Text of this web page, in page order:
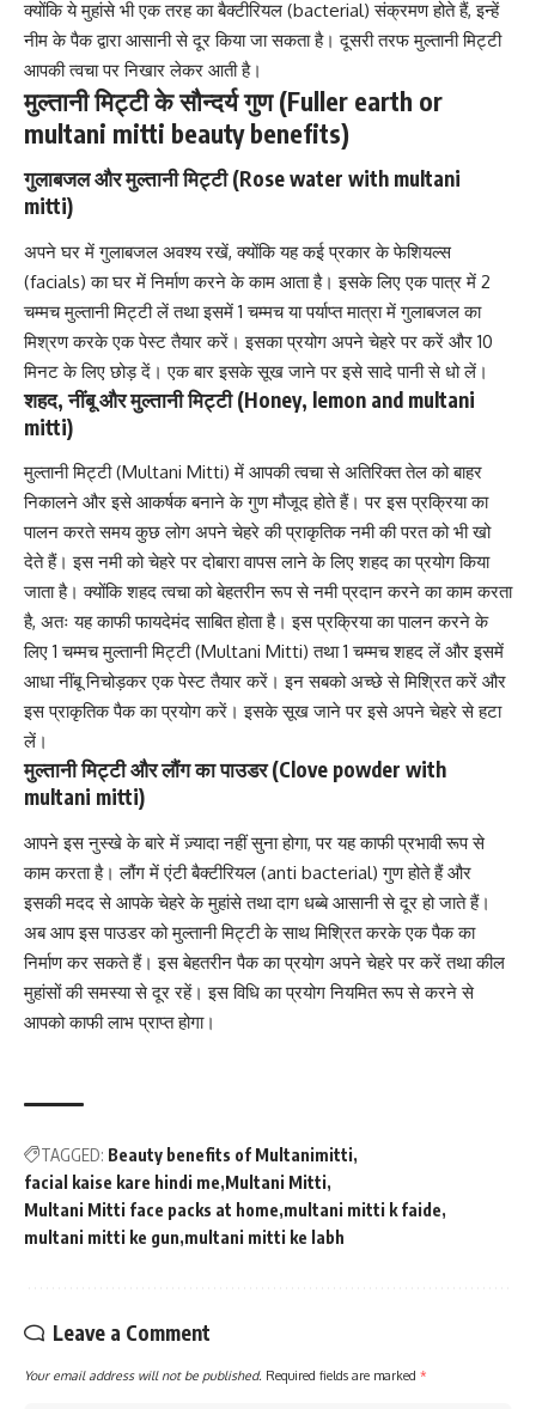
क्योंकि ये मुहांसे भी एक तरह का बैक्टीरियल (bacterial) संक्रमण होते हैं, इन्हें
नीम के पैक द्वारा आसानी से दूर किया जा सकता है। दूसरी तरफ मुल्तानी मिट्टी
आपकी त्वचा पर निखार लेकर आती है।
मुल्तानी मिट्टी के सौन्दर्य गुण (Fuller earth or
multani mitti beauty benefits)
गुलाबजल और मुल्तानी मिट्टी (Rose water with multani
mitti)
अपने घर में गुलाबजल अवश्य रखें, क्योंकि यह कई प्रकार केफेशियल्स
(facials) का घर में निर्माण करने के काम आता है। इसके लिए एक पात्र में 2
चम्मच मुल्तानी मिट्टी लें तथा इसमें 1 चम्मच या पर्याप्त मात्रा में गुलाबजल का
मिश्रण करके एक पेस्ट तैयार करें। इसका प्रयोग अपने चेहरे पर करें और 10
मिनट के लिए छोड़ दें। एक बार इसके सूख जाने पर इसे सादे पानी से धो लें।
शहद, नींबू और मुल्तानी मिट्टी (Honey, lemon and multani
mitti)
मुल्तानी मिट्टी (Multani Mitti) में आपकी त्वचा से अतिरिक्त तेल को बाहर
निकालने और इसे आकर्षक बनाने के गुण मौजूद होते हैं। पर इस प्रक्रिया का
पालन करते समय कुछ लोग अपने चेहरे की प्राकृतिक नमी की परत को भी खो
देते हैं। इस नमी को चेहरे पर दोबारा वापस लाने के लिए शहद का प्रयोग किया
जाता है। क्योंकि शहद त्वचा को बेहतरीन रूप से नमी प्रदान करने का काम करता
है, अतः यह काफी फायदेमंद साबित होता है। इस प्रक्रिया का पालन करने के
लिए 1 चम्मच मुल्तानी मिट्टी (Multani Mitti) तथा 1 चम्मच शहद लें और इसमें
आधा नींबू निचोड़कर एक पेस्ट तैयार करें। इन सबको अच्छे से मिश्रित करें और
इस प्राकृतिक पैक का प्रयोग करें। इसके सूख जाने पर इसे अपने चेहरे से हटा
लें।
मुल्तानी मिट्टी और लौंग का पाउडर (Clove powder with
multani mitti)
आपने इस नुस्खे के बारे में ज़्यादा नहीं सुना होगा, पर यह काफी प्रभावी रूप से
काम करता है। लौंग मेंएंटी बैक्टीरियल (anti bacterial) गुण होते हैं और
इसकी मदद से आपकेचेहरे के मुहांसे तथा दाग धब्बे आसानी से दूर हो जाते हैं।
अब आप इस पाउडर को मुल्तानी मिट्टी के साथ मिश्रित करके एक पैक का
निर्माण कर सकते हैं। इस बेहतरीन पैक का प्रयोग अपने चेहरे पर करें तथा कील
मुहांसों की समस्या से दूररहें। इस विधि का प्रयोग नियमित रूप से करने से
आपको काफी लाभ प्राप्त होगा।
TAGGED: Beauty benefits of Multanimitti
facial kaise kare hindi me Multani Mitti
Multani Mitti face packs at home multani mitti k faide
multani mitti ke gun multani mitti ke labh
Leave a Comment
Your email address will not be published. Required fields are marked *